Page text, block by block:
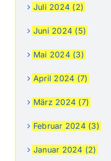
Juli 2024 (2)
Juni 2024 (5)
Mai 2024 (3)
April 2024 (7)
März 2024 (7)
Februar 2024 (3)
Januar 2024 (2)